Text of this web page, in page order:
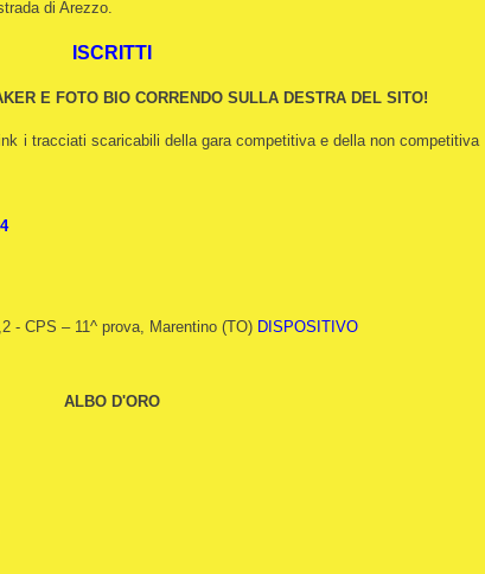
di Arezzo.
ISCRITTI
E FOTO BIO CORRENDO SULLA DESTRA DEL SITO!
i tracciati scaricabili della gara competitiva e della non competitiva
- CPS – 11^ prova, Marentino (TO) DISPOSITIVO
ALBO D'ORO